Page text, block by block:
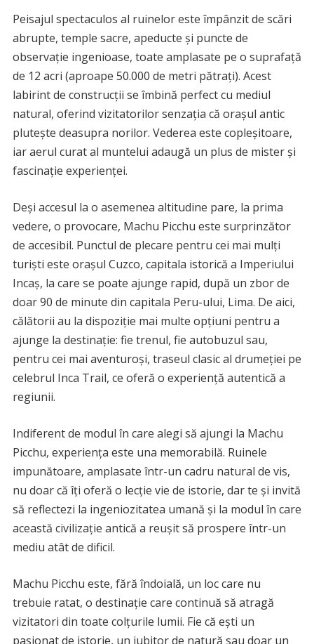
Peisajul spectaculos al ruinelor este împânzit de scări
abrupte, temple sacre, apeducte și puncte de
observație ingenioase, toate amplasate pe o suprafață
de 12 acri (aproape 50.000 de metri pătrați). Acest
labirint de construcții se îmbină perfect cu mediul
natural, oferind vizitatorilor senzația că orașul antic
plutește deasupra norilor. Vederea este copleșitoare,
iar aerul curat al muntelui adaugă un plus de mister și
fascinație experienței.
Deși accesul la o asemenea altitudine pare, la prima
vedere, o provocare, Machu Picchu este surprinzător
de accesibil. Punctul de plecare pentru cei mai mulți
turiști este orașul Cuzco, capitala istorică a Imperiului
Incaș, la care se poate ajunge rapid, după un zbor de
doar 90 de minute din capitala Peru-ului, Lima. De aici,
călătorii au la dispoziție mai multe opțiuni pentru a
ajunge la destinație: fie trenul, fie autobuzul sau,
pentru cei mai aventuroși, traseul clasic al drumeției pe
celebrul Inca Trail, ce oferă o experiență autentică a
regiunii.
Indiferent de modul în care alegi să ajungi la Machu
Picchu, experiența este una memorabilă. Ruinele
impunătoare, amplasate într-un cadru natural de vis,
nu doar că îți oferă o lecție vie de istorie, dar te și invită
să reflectezi la ingeniozitatea umană și la modul în care
această civilizație antică a reușit să prospere într-un
mediu atât de dificil.
Machu Picchu este, fără îndoială, un loc care nu
trebuie ratat, o destinație care continuă să atragă
vizitatori din toate colțurile lumii. Fie că ești un
pasionat de istorie, un iubitor de natură sau doar un